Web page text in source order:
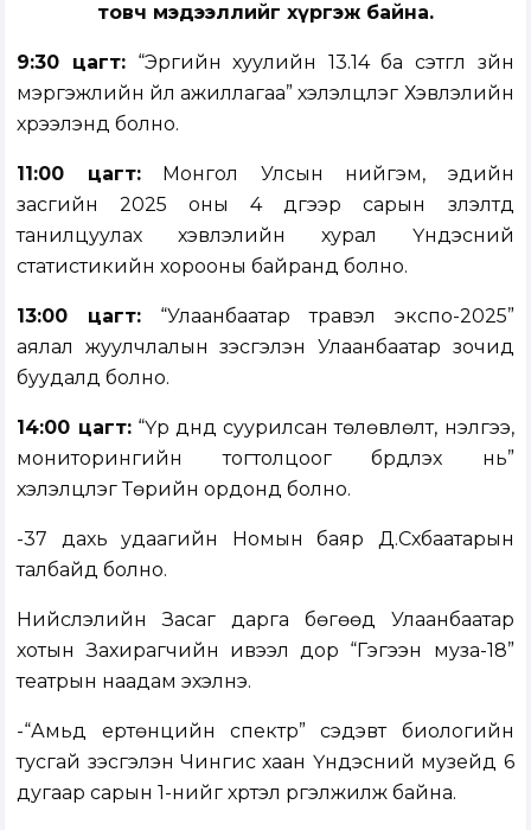
товч мэдээллийг хүргэж байна.
9:30 цагт: “Эрүүгийн хуулийн 13.14 ба сэтгүүл зүйн
мэргэжлийн үйл ажиллагаа” хэлэлцүүлэг Хэвлэлийн
хүрээлэнд болно.
11:00 цагт:Монгол Улсын нийгэм, эдийн
засгийн 2025 оны 4 дүгээр сарын үзүүлэлтүүд
танилцуулах хэвлэлийн хурал Үндэсний
статистикийн хорооны байранд болно.
13:00 цагт: “Улаанбаатар травэл экспо-2025”
аялал жуулчлалын үзэсгэлэн Улаанбаатар зочид
буудалд болно.
14:00 цагт:“Үр дүнд суурилсан төлөвлөлт, үнэлгээ,
мониторингийн тогтолцоог бүрдүүлэх нь”
хэлэлцүүлэг Төрийн ордонд болно.
-37 дахь удаагийн Номын баяр Д.Сүхбаатарын
талбайд болно.
Нийслэлийн Засаг дарга бөгөөд Улаанбаатар
хотын Захирагчийн ивээл дор “Гэгээн муза-18”
театрын наадам эхэлнэ.
-“Амьд ертөнцийн спектр” сэдэвт биологийн
тусгай үзэсгэлэн Чингис хаан Үндэсний музейд 6
дугаар сарын 1-нийг хүртэл үргэлжилж байна.